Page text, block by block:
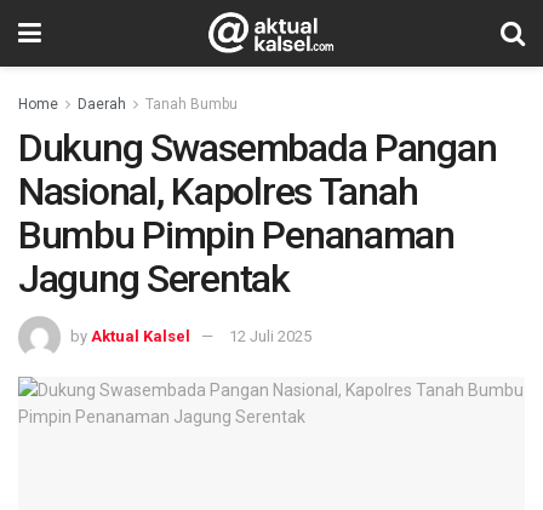
Home Daerah Tanah Bumbu
Dukung Swasembada Pangan
Nasional, Kapolres Tanah
Bumbu Pimpin Penanaman
Jagung Serentak
by Aktual Kalsel 12 Juli 2025